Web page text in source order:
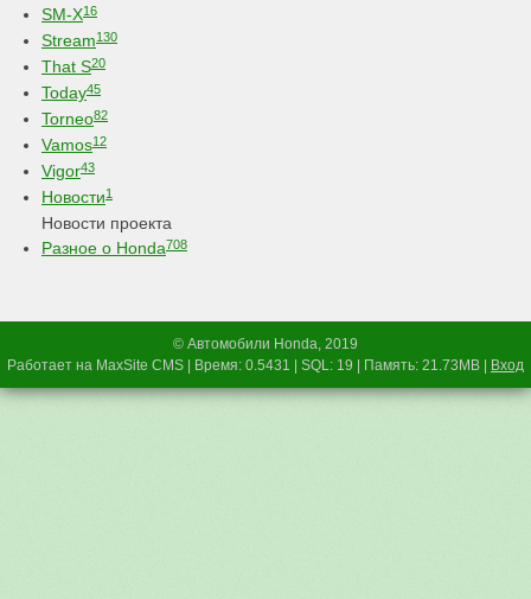
SM-X16
Stream130
That S20
Today45
Torneo82
Vamos12
Vigor43
Новости1
Новости проекта
Разное о Honda708
© Автомобили Honda, 2019
Работает на MaxSite CMS | Время: 0.5431 | SQL: 19 | Память: 21.73MB
Вход